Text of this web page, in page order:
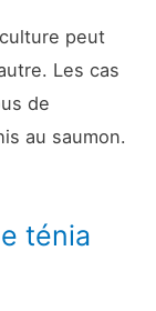
peut
Les cas
de
au saumon.
ténia